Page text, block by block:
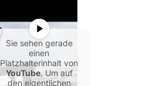
Sie sehen gerade
einen
Platzhalterinhalt von
YouTube. Um auf
den eigentlichen